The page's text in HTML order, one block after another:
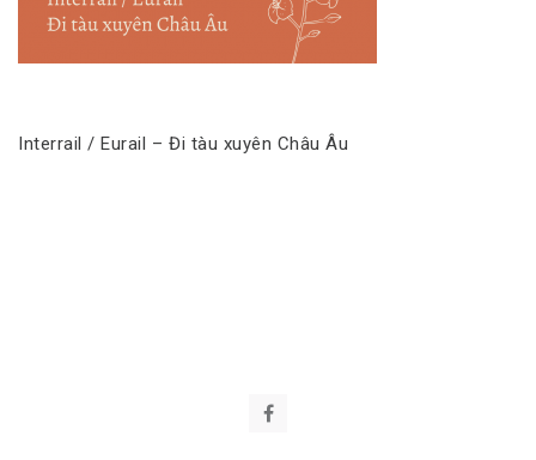
Interrail / Eurail – Đi tàu xuyên Châu Âu